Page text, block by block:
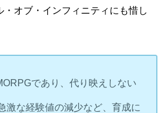
・オブ・インフィニティにも惜し
であり、代り映えしない
激な経験値の減少など、育成に